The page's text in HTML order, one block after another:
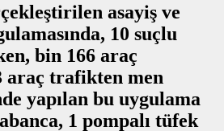
asayiş ve
10 suçlu
bin 166 araç
araç trafikten men
yapılan bu uygulama
1 pompalı tüfek